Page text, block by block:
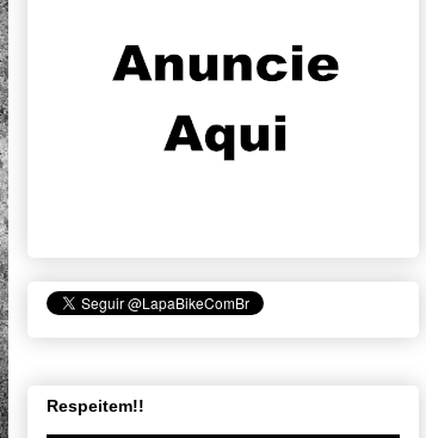
Respeitem!!